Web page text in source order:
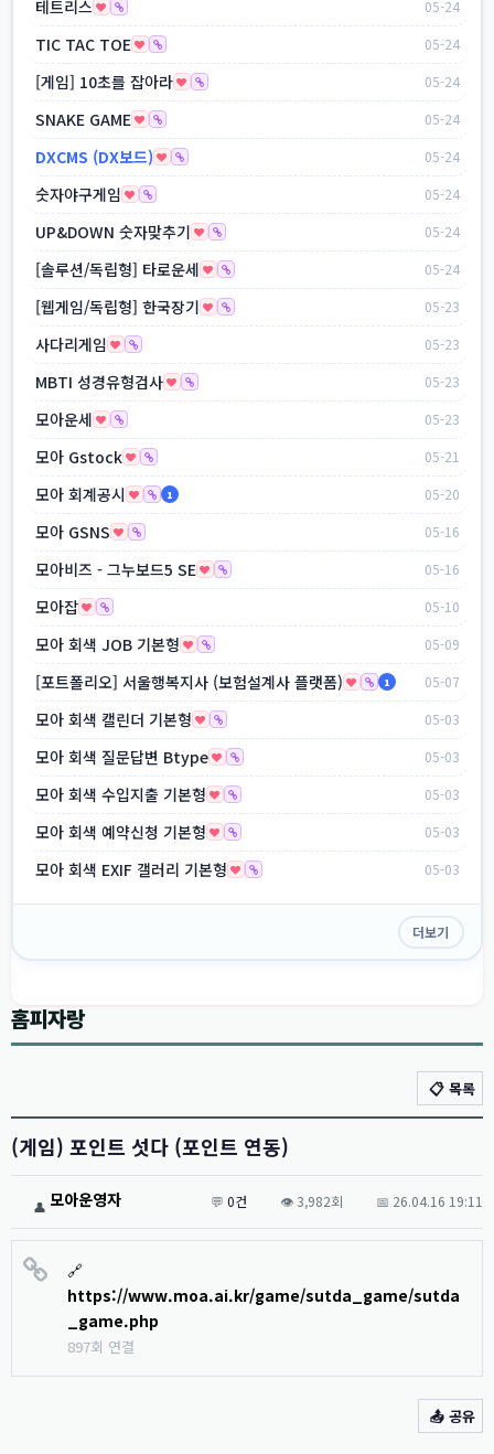
테트리스 05-24
TIC TAC TOE 05-24
[게임] 10초를 잡아라 05-24
SNAKE GAME 05-24
DXCMS (DX보드) 05-24
숫자야구게임 05-24
UP&DOWN 숫자맞추기 05-24
[솔루션/독립형] 타로운세 05-24
[웹게임/독립형] 한국장기 05-23
사다리게임 05-23
MBTI 성경유형검사 05-23
모아운세 05-23
모아 Gstock 05-21
모아 회계공시 1 05-20
모아 GSNS 05-16
모아비즈 - 그누보드5 SE 05-16
모아잡 05-10
모아 회색 JOB 기본형 05-09
[포트폴리오] 서울행복지사 (보험설계사 플랫폼) 1 05-07
모아 회색 캘린더 기본형 05-03
모아 회색 질문답변 Btype 05-03
모아 회색 수입지출 기본형 05-03
모아 회색 예약신청 기본형 05-03
모아 회색 EXIF 갤러리 기본형 05-03
더보기
홈피자랑
📋 목록
(게임) 포인트 섯다 (포인트 연동)
👤 모아운영자 💬 0건 👁️ 3,982회 📅 26.04.16 19:11
🔗
https://www.moa.ai.kr/game/sutda_game/sutda
_game.php
897회 연결
📤 공유